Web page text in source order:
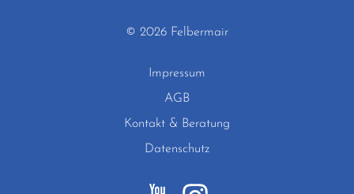
© 2026 Felbermair
Impressum
AGB
Kontakt & Beratung
Datenschutz